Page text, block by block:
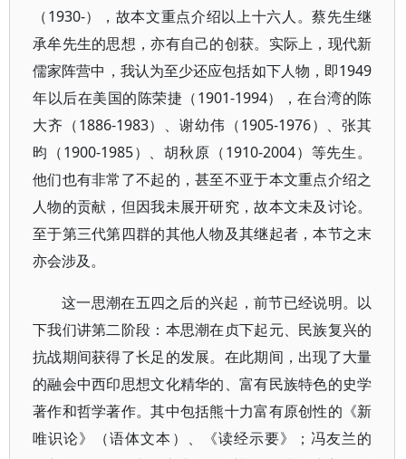
（1930-），故本文重点介绍以上十六人。蔡先生继
承牟先生的思想，亦有自己的创获。实际上，现代新
儒家阵营中，我认为至少还应包括如下人物，即1949
年以后在美国的陈荣捷（1901-1994），在台湾的陈
大齐（1886-1983）、谢幼伟（1905-1976）、张其
昀（1900-1985）、胡秋原（1910-2004）等先生。
他们也有非常了不起的，甚至不亚于本文重点介绍之
人物的贡献，但因我未展开研究，故本文未及讨论。
至于第三代第四群的其他人物及其继起者，本节之末
亦会涉及。
这一思潮在五四之后的兴起，前节已经说明。以
下我们讲第二阶段：本思潮在贞下起元、民族复兴的
抗战期间获得了长足的发展。在此期间，出现了大量
的融会中西印思想文化精华的、富有民族特色的史学
著作和哲学著作。其中包括熊十力富有原创性的《新
唯识论》（语体文本）、《读经示要》；冯友兰的